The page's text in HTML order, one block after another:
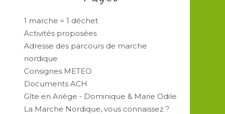
1 marche = 1 déchet
Activités proposées
Adresse des parcours de marche
nordique
Consignes METEO
Documents ACH
Gîte en Ariège - Dominique & Marie Odile
La Marche Nordique, vous connaissez ?